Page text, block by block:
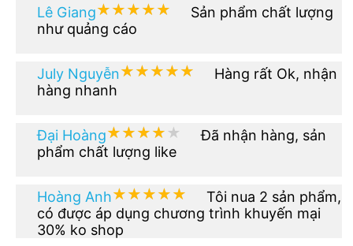
Lê Giang★★★★★
★★★★★
Sản phẩm chất lượng
như quảng cáo
July Nguyễn★★★★★
★★★★★
Hàng rất Ok, nhận
hàng nhanh
Đại Hoàng★★★★★
★★★★★
Đã nhận hàng, sản
phẩm chất lượng like
Hoàng Anh★★★★★
★★★★★
Tôi nua 2 sản phẩm,
có được áp dụng chương trình khuyến mại
30% ko shop